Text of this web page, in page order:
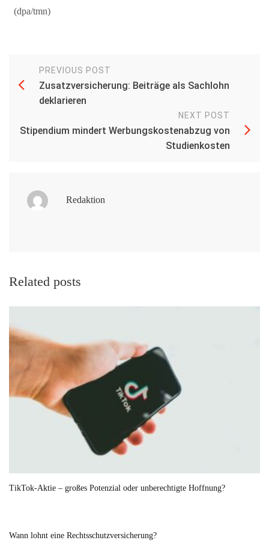
(dpa/tmn)
PREVIOUS POST
Zusatzversicherung: Beiträge als Sachlohn
deklarieren
NEXT POST
Stipendium mindert Werbungskostenabzug von
Studienkosten
Redaktion
Related posts
TikTok-Aktie – großes Potenzial oder unberechtigte Hoffnung?
Wann lohnt eine Rechtsschutzversicherung?